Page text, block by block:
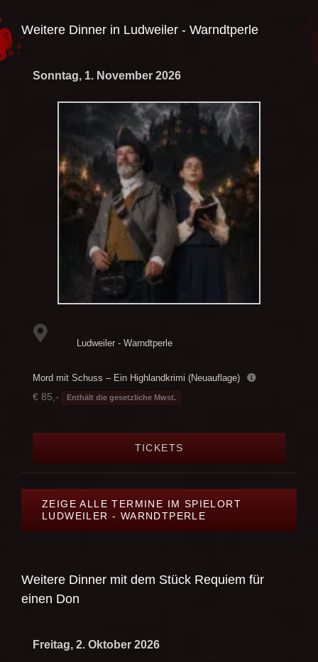
Weitere Dinner in Ludweiler - Warndtperle
Sonntag, 1. November 2026
Ludweiler - Warndtperle
Mord mit Schuss – Ein Highlandkrimi (Neuauflage)
€ 85,- Enthält die gesetzliche Mwst.
TICKETS
ZEIGE ALLE TERMINE IM SPIELORT
LUDWEILER - WARNDTPERLE
Weitere Dinner mit dem Stück Requiem für
einen Don
Freitag, 2. Oktober 2026